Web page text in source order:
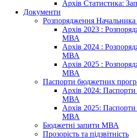
Архів Статистика:
Документи
Розпорядження
Архів 2023 :
МВА
Архів 2024 :
МВА
Архів 2025 :
МВА
Паспорти бюджетних
Архів 2024:
МВА
Архів 2025:
МВА
Бюджетні запити МВА
Прозорість та підзвітність